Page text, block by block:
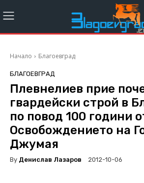
Начало Благоевград
БЛАГОЕВГРАД
Плевнелиев прие
гвардейски строй в
по повод 100 години
Освобождението на
Джумая
By Денислав Лазаров 2012-10-06